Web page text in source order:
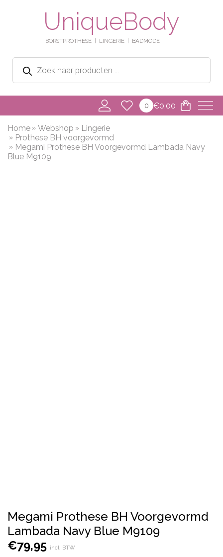
UniqueBody
BORSTPROTHESE LINGERIE BADMODE
Producten
zoeken
0 €0,00
Home Webshop
Lingerie
Prothese BH voorgevormd
Megami Prothese BH Voorgevormd Lambada Navy
Blue M9109
Megami Prothese BH Voorgevormd
Lambada Navy Blue M9109
€79,95 incl. BTW